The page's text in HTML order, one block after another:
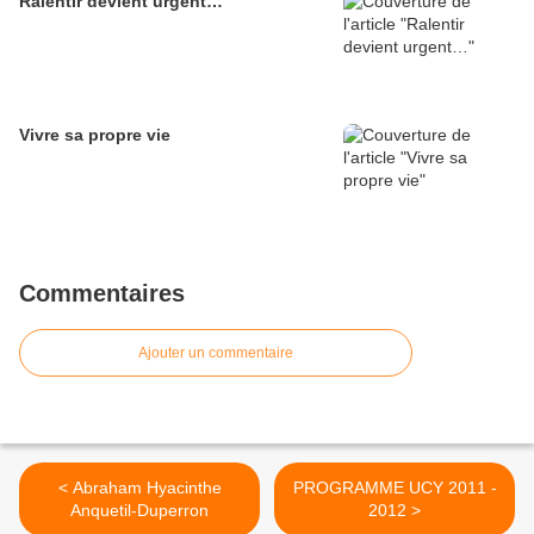
Vivre sa propre vie
Commentaires
Ajouter un commentaire
< Abraham Hyacinthe
Anquetil-Duperron
PROGRAMME UCY 2011 -
2012 >